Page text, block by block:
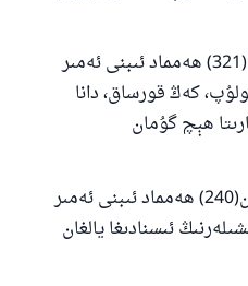
جەۋزىجانىي"ئەھۋالىر رىجال"(321) ھەمماد ئىبنى ئەمىر
كەڭ قورساق، دانا
ھېچ گۇمان
ئىبنى ھىببان "ئەل مەجرۇھىين(240) ھەمماد ئىبنى ئەمىر
ئىسنادىغا يالغان